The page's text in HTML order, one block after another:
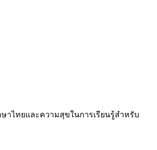
าไทยและความสุขในการเรียนรู้สำหรับ